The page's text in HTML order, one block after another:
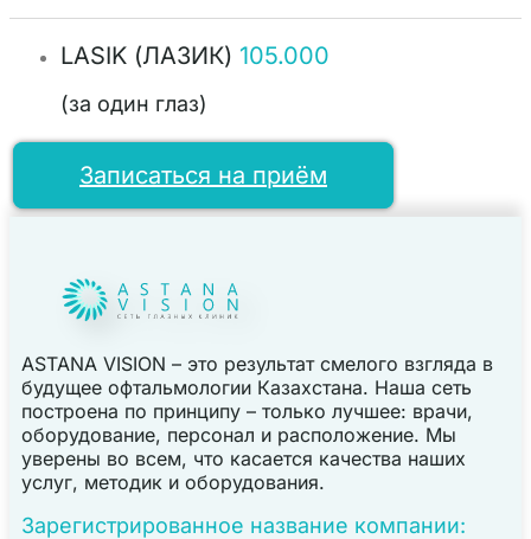
LASIK (ЛАЗИК) 105.000
(за один глаз)
Записаться на приём
ASTANA VISION – это результат смелого взгляда в
будущее офтальмологии Казахстана. Наша сеть
построена по принципу – только лучшее: врачи,
оборудование, персонал и расположение. Мы
уверены во всем, что касается качества наших
услуг, методик и оборудования.
Зарегистрированное название компании: